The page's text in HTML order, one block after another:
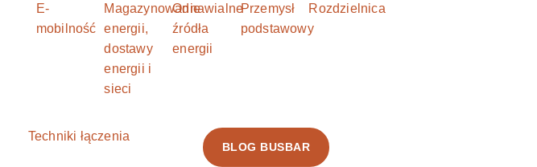
E-
mobilność
Magazynowanie
energii,
dostawy
energii i
sieci
Odnawialne
źródła
energii
Przemysł
podstawowy
Rozdzielnica
Techniki łączenia
BLOG BUSBAR